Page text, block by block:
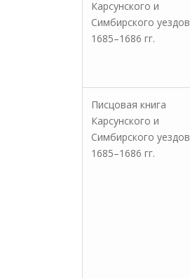
Карсунского и
Симбирского уездов
1685–1686 гг.
Писцовая книга
Карсунского и
Симбирского уездов
1685–1686 гг.